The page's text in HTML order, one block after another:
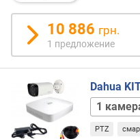
д
о
/
с
)
10 886 грн.
1 предложение
Dahua
камеры4
камеры8
PTZ